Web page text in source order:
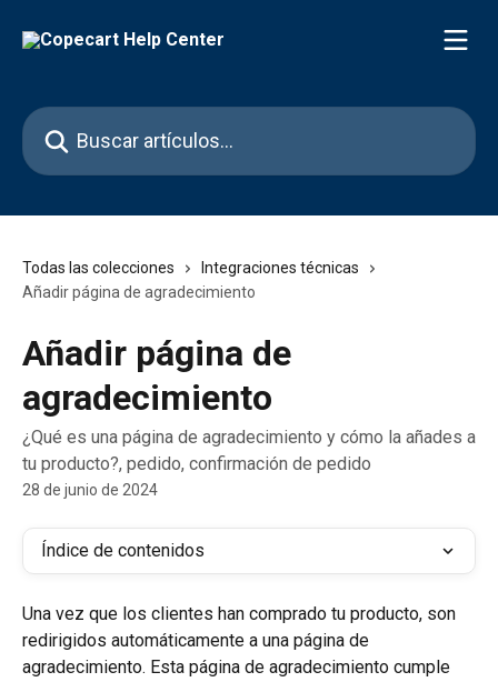
Buscar artículos...
Todas las colecciones
Integraciones técnicas
Añadir página de agradecimiento
Añadir página de
agradecimiento
¿Qué es una página de agradecimiento y cómo la añades a
tu producto?, pedido, confirmación de pedido
28 de junio de 2024
Índice de contenidos
Una vez que los clientes han comprado tu producto, son
redirigidos automáticamente a una página de
agradecimiento. Esta página de agradecimiento cumple